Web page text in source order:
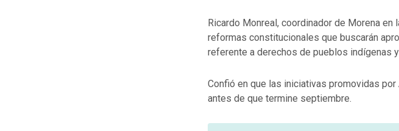
Ricardo Monreal, coordinador de Morena
reformas constitucionales que buscarán
referente a derechos de pueblos indígenas
Confió en que las iniciativas promovidas
antes de que termine septiembre.